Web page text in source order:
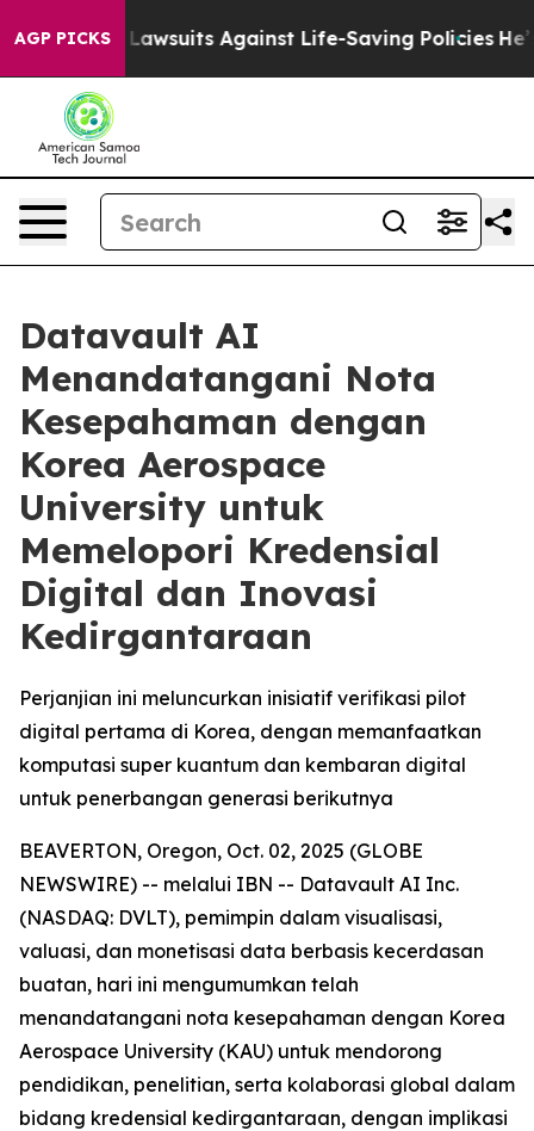
AGP PICKS
Lawsuits Against Life-Saving Policies He’s
Datavault AI
Menandatangani Nota
Kesepahaman dengan
Korea Aerospace
University untuk
Memelopori Kredensial
Digital dan Inovasi
Kedirgantaraan
Perjanjian ini meluncurkan inisiatif verifikasi pilot
digital pertama di Korea, dengan memanfaatkan
komputasi super kuantum dan kembaran digital
untuk penerbangan generasi berikutnya
BEAVERTON, Oregon, Oct. 02, 2025 (GLOBE
NEWSWIRE) -- melalui IBN -- Datavault AI Inc.
(NASDAQ: DVLT), pemimpin dalam visualisasi,
valuasi, dan monetisasi data berbasis kecerdasan
buatan, hari ini mengumumkan telah
menandatangani nota kesepahaman dengan Korea
Aerospace University (KAU) untuk mendorong
pendidikan, penelitian, serta kolaborasi global dalam
bidang kredensial kedirgantaraan, dengan implikasi